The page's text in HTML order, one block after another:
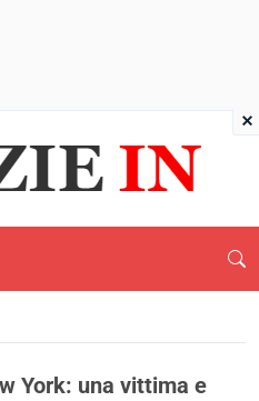
York: una vittima e
×